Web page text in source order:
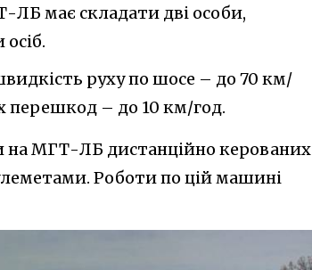
ЛБ має складати дві особи,
руху по шосе – до 70 км/
перешкод – до 10 км/год.
на МГТ-ЛБ дистанційно керованих
Роботи по цій машині